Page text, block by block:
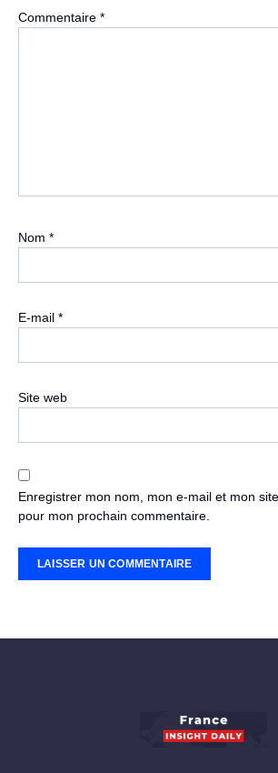
Commentaire *
Nom *
E-mail *
Site web
Enregistrer mon nom, mon e-mail et mon
pour mon prochain commentaire.